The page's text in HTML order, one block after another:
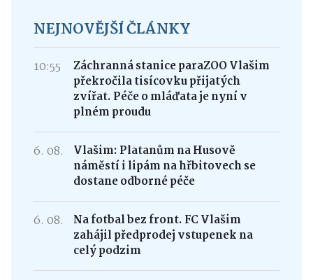
NEJNOVĚJŠÍ ČLÁNKY
10:55
Záchranná stanice paraZOO Vlašim
překročila tisícovku přijatých
zvířat. Péče o mláďata je nyní v
plném proudu
6. 08.
Vlašim: Platanům na Husově
náměstí i lipám na hřbitovech se
dostane odborné péče
6. 08.
Na fotbal bez front. FC Vlašim
zahájil předprodej vstupenek na
celý podzim